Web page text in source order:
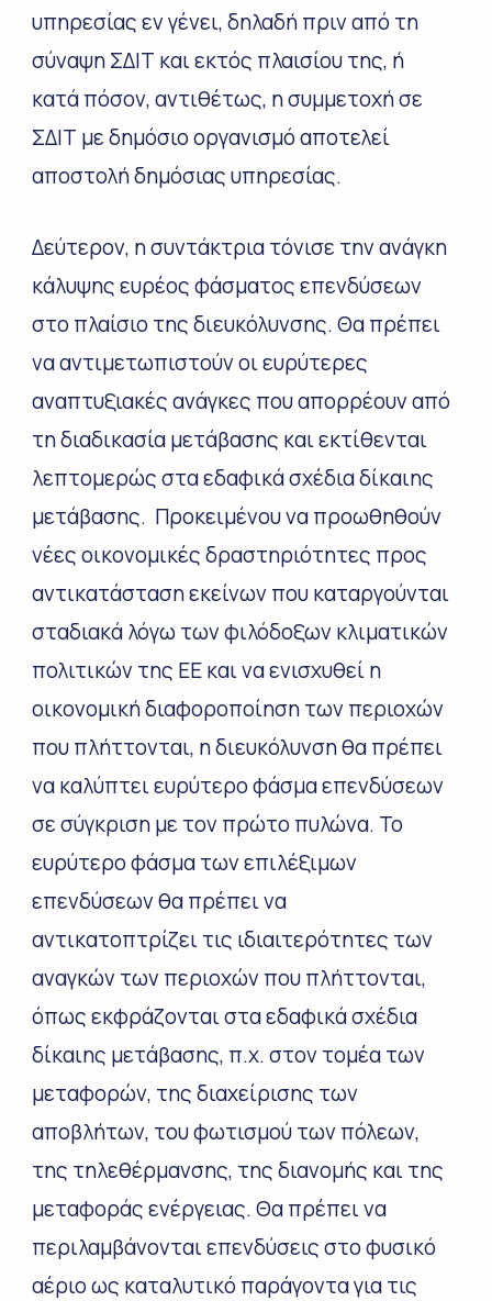
υπηρεσίας εν γένει, δηλαδή πριν από τη
σύναψη ΣΔΙΤ και εκτός πλαισίου της, ή
κατά πόσον, αντιθέτως, η συμμετοχή σε
ΣΔΙΤ με δημόσιο οργανισμό αποτελεί
αποστολή δημόσιας υπηρεσίας.
Δεύτερον, η συντάκτρια τόνισε την ανάγκη
κάλυψης ευρέος φάσματος επενδύσεων
στο πλαίσιο της διευκόλυνσης. Θα πρέπει
να αντιμετωπιστούν οι ευρύτερες
αναπτυξιακές ανάγκες που απορρέουν από
τη διαδικασία μετάβασης και εκτίθενται
λεπτομερώς στα εδαφικά σχέδια δίκαιης
μετάβασης. Προκειμένου να προωθηθούν
νέες οικονομικές δραστηριότητες προς
αντικατάσταση εκείνων που καταργούνται
σταδιακά λόγω των φιλόδοξων κλιματικών
πολιτικών της ΕΕ και να ενισχυθεί η
οικονομική διαφοροποίηση των περιοχών
που πλήττονται, η διευκόλυνση θα πρέπει
να καλύπτει ευρύτερο φάσμα επενδύσεων
σε σύγκριση με τον πρώτο πυλώνα. Το
ευρύτερο φάσμα των επιλέξιμων
επενδύσεων θα πρέπει να
αντικατοπτρίζει τις ιδιαιτερότητες των
αναγκών των περιοχών που πλήττονται,
όπως εκφράζονται στα εδαφικά σχέδια
δίκαιης μετάβασης, π.χ. στον τομέα των
μεταφορών, της διαχείρισης των
αποβλήτων, του φωτισμού των πόλεων,
της τηλεθέρμανσης, της διανομής και της
μεταφοράς ενέργειας. Θα πρέπει να
περιλαμβάνονται επενδύσεις στο φυσικό
αέριο ως καταλυτικό παράγοντα για τις